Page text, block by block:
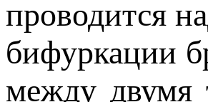
проводится
бифуркации
между двумя